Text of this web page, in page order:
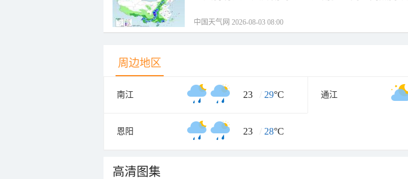
中国天气网 2026-08-03 08:00
周边地区
南江 23 / 29°C 通江
恩阳 23 / 28°C
高清图集